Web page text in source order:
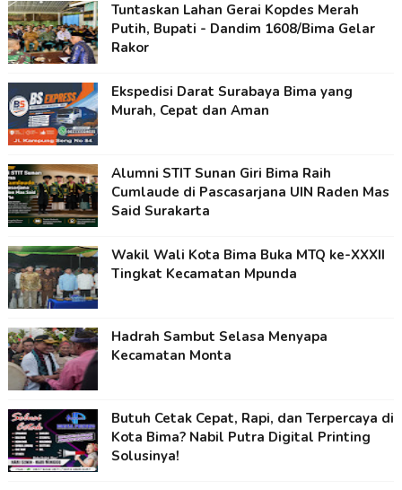
Tuntaskan Lahan Gerai Kopdes Merah
Putih, Bupati - Dandim 1608/Bima Gelar
Rakor
Ekspedisi Darat Surabaya Bima yang
Murah, Cepat dan Aman
Alumni STIT Sunan Giri Bima Raih
Cumlaude di Pascasarjana UIN Raden Mas
Said Surakarta
Wakil Wali Kota Bima Buka MTQ ke-XXXII
Tingkat Kecamatan Mpunda
Hadrah Sambut Selasa Menyapa
Kecamatan Monta
Butuh Cetak Cepat, Rapi, dan Terpercaya di
Kota Bima? Nabil Putra Digital Printing
Solusinya!